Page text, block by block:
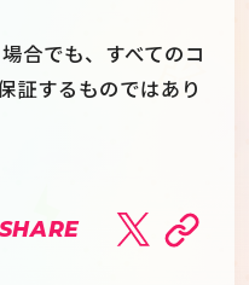
合でも、すべてのコ
証するものではあり
SHARE